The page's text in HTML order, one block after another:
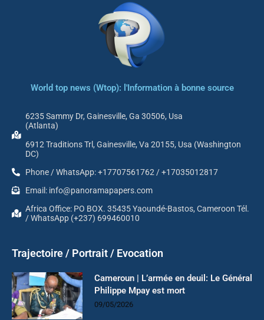
World top news (Wtop): l'Information à bonne source
6235 Sammy Dr, Gainesville, Ga 30506, Usa
(Atlanta)
6912 Traditions Trl, Gainesville, Va 20155, Usa (Washington
DC)
Phone / WhatsApp: +17707561762 / +17035012817
Email: info@panoramapapers.com
Africa Office: PO BOX. 35435 Yaoundé-Bastos, Cameroon Tél.
/ WhatsApp (+237) 699460010
Trajectoire / Portrait / Evocation
Cameroun | L’armée en deuil: Le Général
Philippe Mpay est mort
09/05/2026